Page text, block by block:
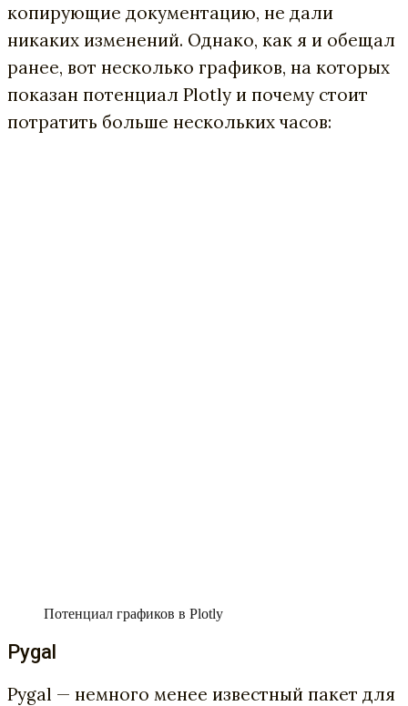
копирующие документацию, не дали
никаких изменений. Однако, как я и обещал
ранее, вот несколько графиков, на которых
показан потенциал Plotly и почему стоит
потратить больше нескольких часов:
Потенциал графиков в Plotly
Pygal
Pygal — немного менее известный пакет для